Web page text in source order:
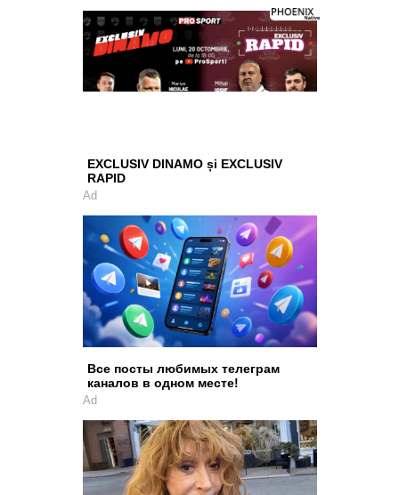
EXCLUSIV DINAMO și EXCLUSIV
RAPID
Ad
Все посты любимых телеграм
каналов в одном месте!
Ad